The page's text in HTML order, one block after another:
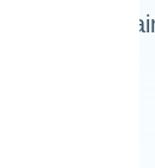
buruk